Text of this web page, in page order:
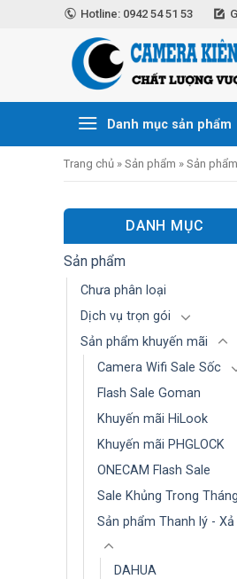
Hotline: 0942 54 51 53
Danh mục sản phẩm
Trang chủ » Sản phẩm » Sản
DANH MỤC
Sản phẩm
Chưa phân loại
Dịch vụ trọn gói
Sản phẩm khuyến mãi
Camera Wifi Sale Sốc
Flash Sale Goman
Khuyến mãi HiLook
Khuyến mãi PHGLOCK
ONECAM Flash Sale
Sale Khủng Trong Tháng
Sản phẩm Thanh lý - Xả
DAHUA